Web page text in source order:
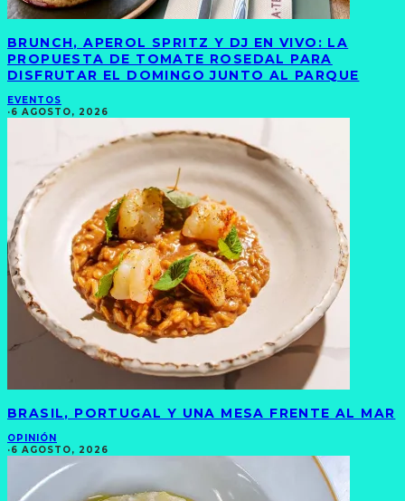
BRUNCH, APEROL SPRITZ Y DJ EN VIVO: LA
PROPUESTA DE TOMATE ROSEDAL PARA
DISFRUTAR EL DOMINGO JUNTO AL PARQUE
EVENTOS
·6 AGOSTO, 2026
BRASIL, PORTUGAL Y UNA MESA FRENTE AL MAR
OPINIÓN
·6 AGOSTO, 2026